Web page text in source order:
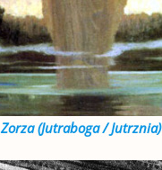
Zorza (Jutraboga / Jutrznia)